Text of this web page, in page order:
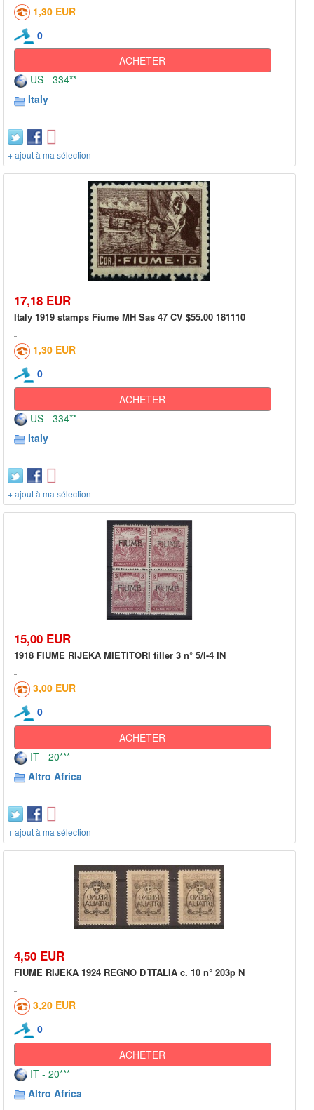
1,30 EUR
0
ACHETER
US - 334**
Italy
+ ajout à ma sélection
17,18 EUR
Italy 1919 stamps Fiume MH Sas 47 CV $55.00 181110
1,30 EUR
0
ACHETER
US - 334**
Italy
+ ajout à ma sélection
15,00 EUR
1918 FIUME RIJEKA MIETITORI filler 3 n° 5/I-4 IN
3,00 EUR
0
ACHETER
IT - 20***
Altro Africa
+ ajout à ma sélection
4,50 EUR
FIUME RIJEKA 1924 REGNO D´ITALIA c. 10 n° 203p N
3,20 EUR
0
ACHETER
IT - 20***
Altro Africa